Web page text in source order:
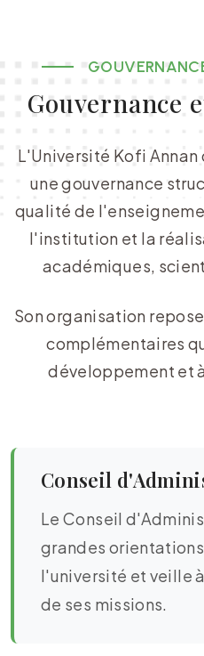
Gouvernance
L'Université Kofi
une gouvernance
qualité de
l'institution et la
académiques,
Son organisation
complémentaires
développement et
Conseil
Le Conseil
grandes
l'université et veille
de ses missions.